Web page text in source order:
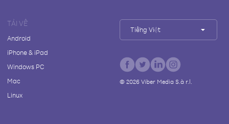
TẢI VỀ
Android
iPhone & iPad
Windows PC
Mac
Linux
Tiếng Việt
© 2026Viber Media S.à r.l.